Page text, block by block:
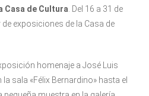
Casa de Cultura . Del 16 a 31 de
exposiciones de la Casa de
homenaje a José Luis
sala «Félix Bernardino» hasta el